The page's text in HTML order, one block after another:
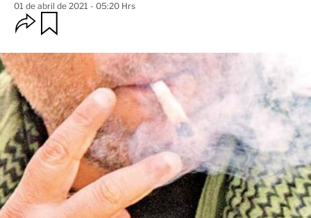
01 de abril de 2021 - 05:20 Hrs
O
p
i
o
n
e
s
d
e
c
o
m
p
a
r
d
a
r